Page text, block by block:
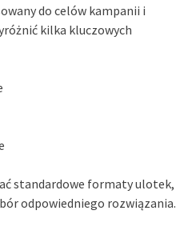
do celów kampanii i
kilka kluczowych
standardowe formaty ulotek,
odpowiedniego rozwiązania.